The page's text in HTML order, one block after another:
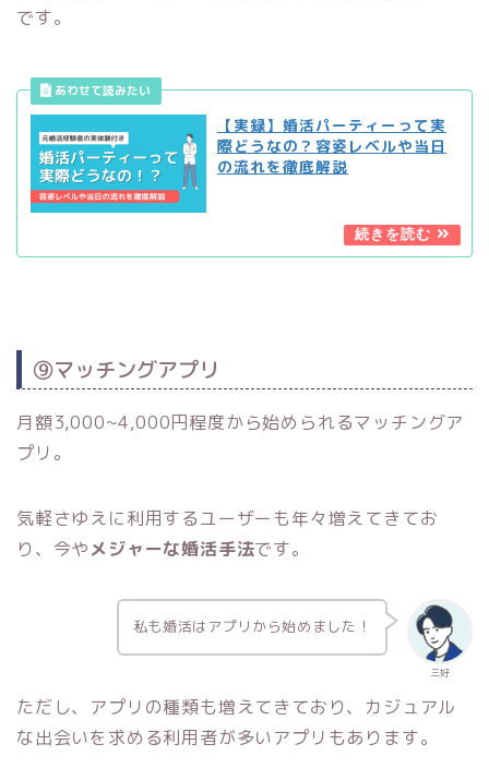
です。
【実録】婚活パーティーって実
際どうなの？容姿レベルや当日
の流れを徹底解説
⑨マッチングアプリ
月額3,000~4,000円程度から始められるマッチングア
プリ。
気軽さゆえに利用するユーザーも年々増えてきてお
り、今やメジャーな婚活手法です。
三好
私も婚活はアプリから始めました！
ただし、アプリの種類も増えてきており、カジュアル
な出会いを求める利用者が多いアプリもあります。